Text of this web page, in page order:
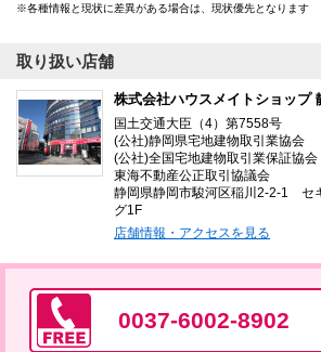
各種情報と現状に差異がある場合は、現状優先となります
取り扱い店舗
株式会社ハウスメイトショップ
国土交通大臣（4）第7558号
(公社)静岡県宅地建物取引業協会
(公社)全国宅地建物取引業保証協会
東海不動産公正取引協議会
静岡県静岡市駿河区稲川2-2-1 セ
グ1F
店舗情報・アクセスを見る
0037-6002-8902